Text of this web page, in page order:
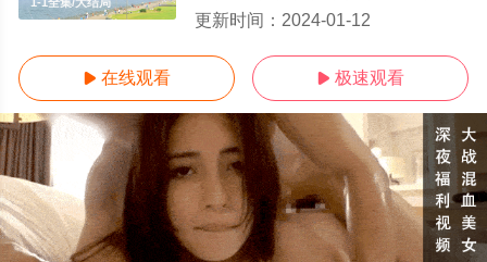
更新时间： 2024-01-12
 在线观看  极速观看